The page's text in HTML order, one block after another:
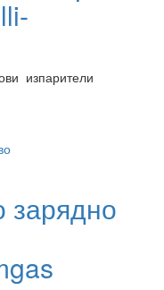
изпарители
зарядно